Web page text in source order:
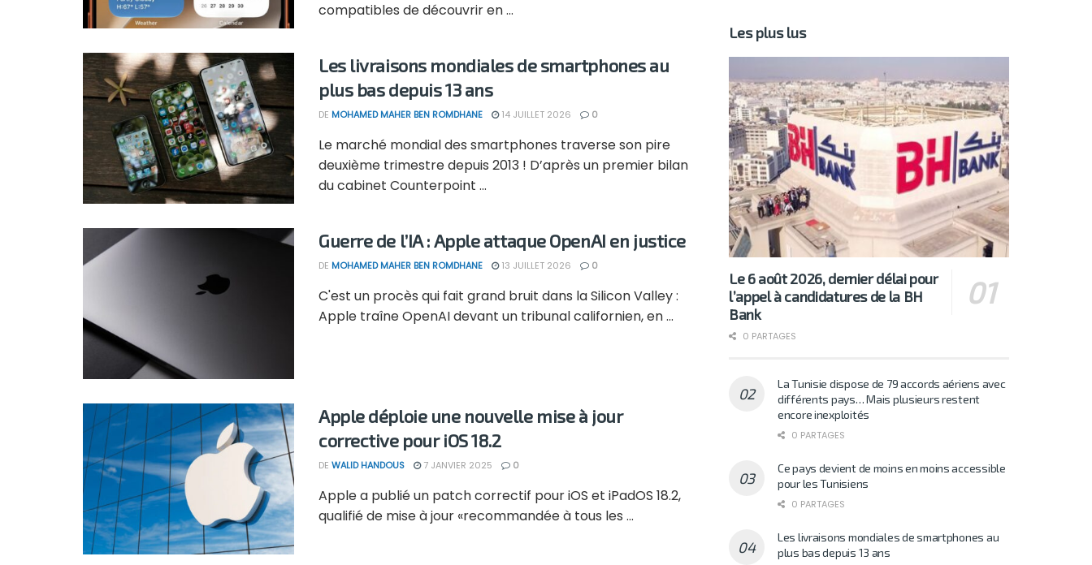
compatibles de découvrir en ...
Les livraisons mondiales de smartphones au
plus bas depuis 13 ans
DE MOHAMED MAHER BEN ROMDHANE 14 JUILLET 2026 0
Le marché mondial des smartphones traverse son pire
deuxième trimestre depuis 2013 ! D’après un premier bilan
du cabinet Counterpoint ...
Guerre de l’IA : Apple attaque OpenAI en justice
DE MOHAMED MAHER BEN ROMDHANE 13 JUILLET 2026 0
C'est un procès qui fait grand bruit dans la Silicon Valley :
Apple traîne OpenAI devant un tribunal californien, en ...
Apple déploie une nouvelle mise à jour
corrective pour iOS 18.2
DE WALID HANDOUS 7 JANVIER 2025 0
Apple a publié un patch correctif pour iOS et iPadOS 18.2,
qualifié de mise à jour «recommandée à tous les ...
Les plus lus
Le 6 août 2026, dernier délai pour
l’appel à candidatures de la BH
Bank
0 PARTAGES
La Tunisie dispose de 79 accords aériens avec
différents pays… Mais plusieurs restent
encore inexploités
0 PARTAGES
Ce pays devient de moins en moins accessible
pour les Tunisiens
0 PARTAGES
Les livraisons mondiales de smartphones au
plus bas depuis 13 ans